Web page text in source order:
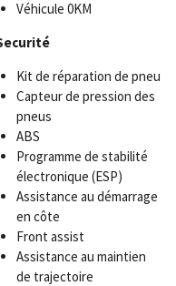
Véhicule 0KM
Kit de réparation de pneu
Capteur de pression des
pneus
ABS
Programme de stabilité
électronique (ESP)
Assistance au démarrage
en côte
Front assist
Assistance au maintien
de trajectoire